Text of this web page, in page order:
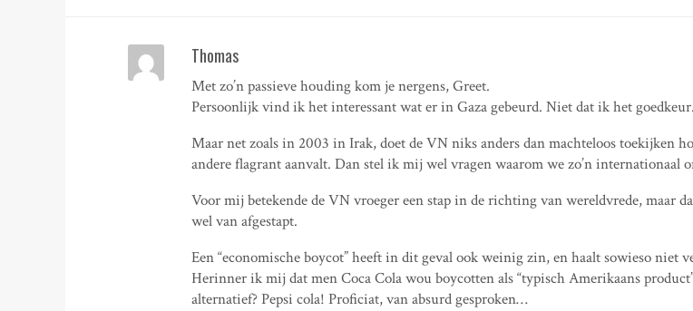
Thomas
Met zo’n passieve houding kom je nergens, Greet.
Persoonlijk vind ik het interessant wat er in Gaza gebeurd. Niet dat ik het goedkeur.
Maar net zoals in 2003 in Irak, doet de VN niks anders dan machteloos toekijken
andere flagrant aanvalt. Dan stel ik mij wel vragen waarom we zo’n internationaal
Voor mij betekende de VN vroeger een stap in de richting van wereldvrede, maar
wel van afgestapt.
Een “economische boycot” heeft in dit geval ook weinig zin, en haalt sowieso niet
Herinner ik mij dat men Coca Cola wou boycotten als “typisch Amerikaans
alternatief? Pepsi cola! Proficiat, van absurd gesproken…